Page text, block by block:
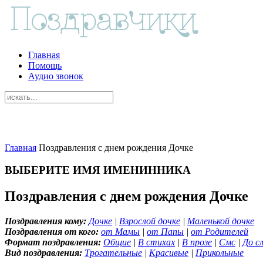
Главная
Помощь
Аудио звонок
Главная Поздравления с днем рождения Дочке
ВЫБЕРИТЕ ИМЯ ИМЕНИННИКА
Поздравления с днем рождения Дочке
Поздравления кому: Дочке | Взрослой дочке | Маленькой дочке
Поздравления от кого: от Мамы | от Папы | от Родителей
Формат поздравления: Общие | В стихах | В прозе | Смс | До
Вид поздравления: Трогательные | Красивые | Прикольные